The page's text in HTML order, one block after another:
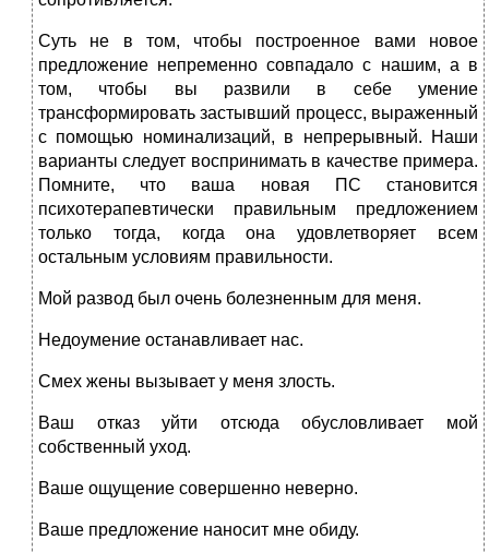
Суть не в том, чтобы построенное вами новое
предложение непременно совпадало с нашим, а в
том, чтобы вы развили в себе умение
трансформировать застывший процесс, выраженный
с помощью номинализаций, в непрерывный. Наши
варианты следует воспринимать в качестве примера.
Помните, что ваша новая ПС становится
психотерапевтически правильным предложением
только тогда, когда она удовлетворяет всем
остальным условиям правильности.
Мой развод был очень болезненным для меня.
Недоумение останавливает нас.
Смех жены вызывает у меня злость.
Ваш отказ уйти отсюда обусловливает мой
собственный уход.
Ваше ощущение совершенно неверно.
Ваше предложение наносит мне обиду.